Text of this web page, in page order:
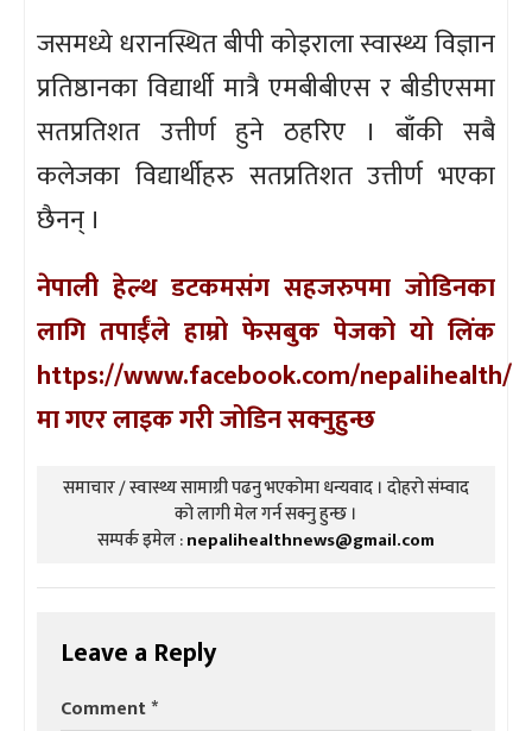
जसमध्ये धरानस्थित बीपी कोइराला स्वास्थ्य विज्ञान
प्रतिष्ठानका विद्यार्थी मात्रै एमबीबीएस र बीडीएसमा
सतप्रतिशत उत्तीर्ण हुने ठहरिए । बाँकी सबै
कलेजका विद्यार्थीहरु सतप्रतिशत उत्तीर्ण भएका
छैनन् ।
नेपाली हेल्थ डटकमसंग सहजरुपमा जोडिनका
लागि तपाईँले हाम्रो फेसबुक पेजको यो लिंक
https://www.facebook.com/nepalihealth/
मा गएर लाइक गरी जोडिन सक्नुहुन्छ
समाचार / स्वास्थ्य सामाग्री पढनु भएकोमा धन्यवाद । दोहरो संम्वाद
को लागी मेल गर्न सक्नु हुन्छ ।
सम्पर्क इमेल :nepalihealthnews@gmail.com
Leave a Reply
Comment*